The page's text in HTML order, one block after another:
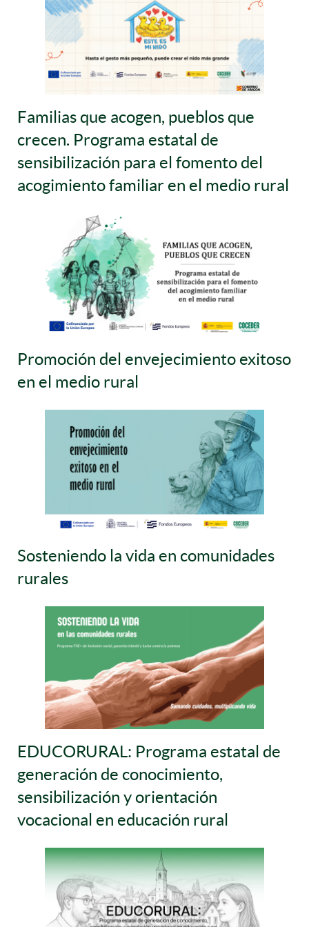
Familias que acogen, pueblos que
crecen. Programa estatal de
sensibilización para el fomento del
acogimiento familiar en el medio rural
Promoción del envejecimiento exitoso
en el medio rural
Sosteniendo la vida en comunidades
rurales
EDUCORURAL: Programa estatal de
generación de conocimiento,
sensibilización y orientación
vocacional en educación rural